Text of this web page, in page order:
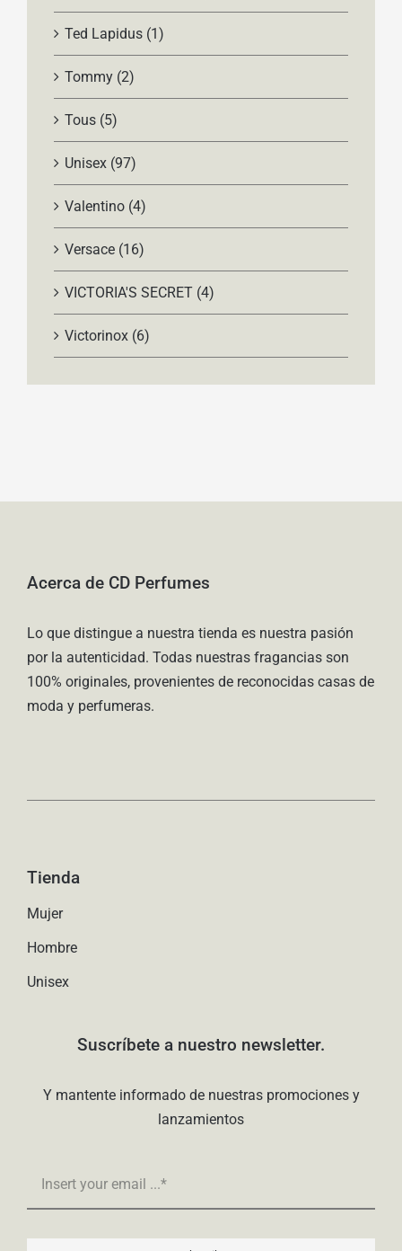
Ted Lapidus (1)
Tommy (2)
Tous (5)
Unisex (97)
Valentino (4)
Versace (16)
VICTORIA'S SECRET (4)
Victorinox (6)
Acerca de CD Perfumes
Lo que distingue a nuestra tienda es nuestra pasión
por la autenticidad. Todas nuestras fragancias son
100% originales, provenientes de reconocidas casas de
moda y perfumeras.
Tienda
Mujer
Hombre
Unisex
Suscríbete a nuestro newsletter.
Y mantente informado de nuestras promociones y
lanzamientos